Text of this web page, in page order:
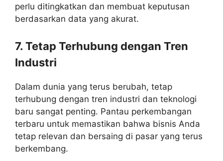
perlu ditingkatkan dan membuat keputusan
berdasarkan data yang akurat.
7. Tetap Terhubung dengan Tren
Industri
Dalam dunia yang terus berubah, tetap
terhubung dengan tren industri dan teknologi
baru sangat penting. Pantau perkembangan
terbaru untuk memastikan bahwa bisnis Anda
tetap relevan dan bersaing di pasar yang terus
berkembang.